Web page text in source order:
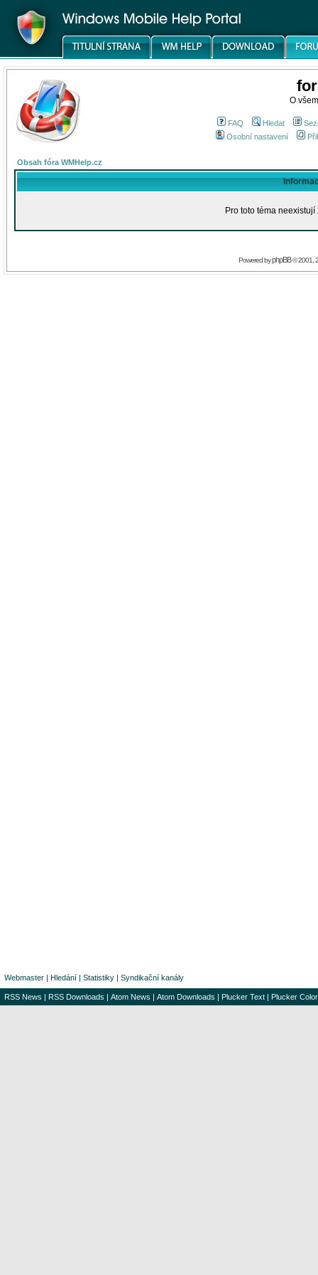
O
FAQ Hledat
Osobní nastavení
Obsah fóra WMHelp.cz
Pro toto téma
Powered byphpBB© 2001,
Webmaster | Hledání | Statistiky | Syndikační kanály
RSS News | RSS Downloads | Atom News | Atom Downloads | Plucker Text | Plucker Color